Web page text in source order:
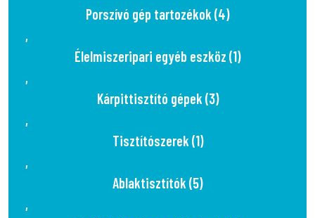
Porszívó gép tartozékok (4)
,
Élelmiszeripari egyéb eszköz (1)
,
Kárpittisztító gépek (3)
,
Tisztítószerek (1)
,
Ablaktisztítók (5)
,